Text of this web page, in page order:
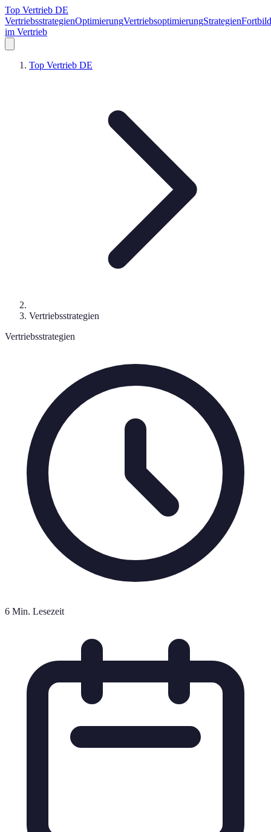
Top Vertrieb DE
VertriebsstrategienOptimierungVertriebsoptimierungStrategien
im Vertrieb
Top Vertrieb DE
Vertriebsstrategien
Vertriebsstrategien
6 Min. Lesezeit